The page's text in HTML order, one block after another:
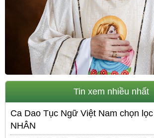
Tin xem nhiều nhất
Ca Dao Tục Ngữ Việt Nam chọn
NHÂN